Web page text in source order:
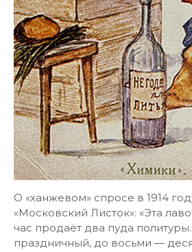
О «ханжевом» спросе в 1914
«Московский Листок»: «Эта
час продаёт два пуда
праздничный, до восьми —